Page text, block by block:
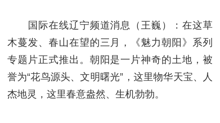
国际在线辽宁频道消息（王巍）：在这草
木蔓发、春山在望的三月，《魅力朝阳》系列
专题片正式推出。朝阳是一片神奇的土地，被
誉为“花鸟源头、文明曙光”，这里物华天宝、人
杰地灵，这里春意盎然、生机勃勃。